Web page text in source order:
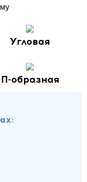
Угловая
П-образная